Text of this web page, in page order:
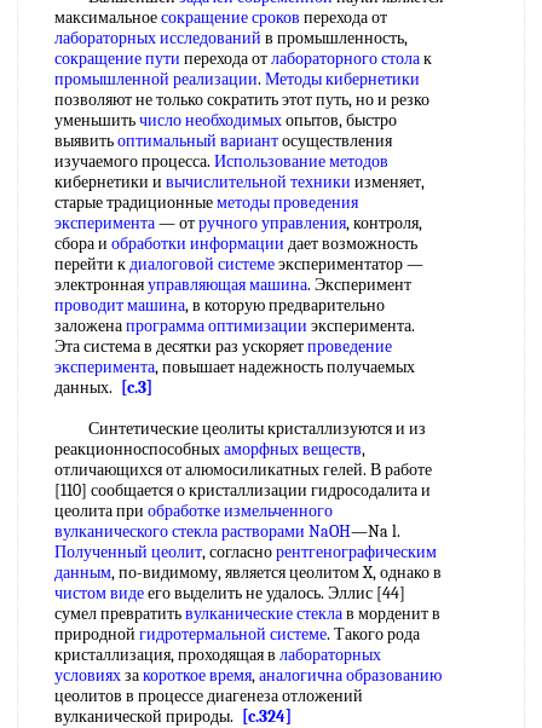
максимальноесокращение сроков перехода от
лабораторных исследований в промышленность,
сокращение пути перехода отлабораторного столак
промышленной реализации. Методы кибернетики
позволяют не только сократить этот путь, но и резко
уменьшитьчисло необходимыхопытов, быстро
выявитьоптимальный вариантосуществления
изучаемого процесса. Использование методов
кибернетики и вычислительной техники изменяет,
старые традиционныеметоды проведения
эксперимента— отручного управления, контроля,
сбора и обработки информации дает возможность
перейти кдиалоговой системеэкспериментатор —
электроннаяуправляющая машина. Эксперимент
проводит машина, в которую предварительно
заложенапрограмма оптимизации эксперимента.
Эта система в десятки раз ускоряетпроведение
эксперимента, повышает надежность получаемых
данных.
[c.3]
Синтетические цеолиты кристаллизуются и из
реакционноспособныхаморфных веществ,
отличающихся от алюмосиликатных гелей. В работе
[110] сообщается о кристаллизации гидросодалита и
цеолита при обработке измельченного
вулканического стекларастворами NaOH—Na l.
Полученный цеолит, согласнорентгенографическим
данным, по-видимому, является цеолитом X, однако в
чистом видеего выделить не удалось. Эллис [44]
сумел превратитьвулканические стеклав морденит в
природной гидротермальной системе. Такого рода
кристаллизация, проходящая в лабораторных
условияхзакороткое время,аналогична образованию
цеолитов в процессе диагенеза отложений
вулканической природы.
[c.324]